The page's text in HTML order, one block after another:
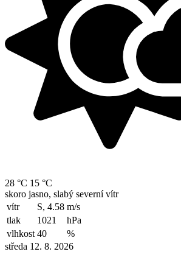
28 °C 15 °C
skoro jasno, slabý severní vítr
vítr
S, 4.58 m/s
tlak
1021
hPa
vlhkost 40
%
středa 12. 8. 2026